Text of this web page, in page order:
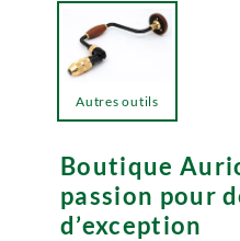
Boutique
passion pour
d’exception
Autres outils